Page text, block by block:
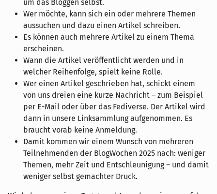
um das Bloggen selbst.
Wer möchte, kann sich ein oder mehrere Themen
aussuchen und dazu einen Artikel schreiben.
Es können auch mehrere Artikel zu einem Thema
erscheinen.
Wann die Artikel veröffentlicht werden und in
welcher Reihenfolge, spielt keine Rolle.
Wer einen Artikel geschrieben hat, schickt einem
von uns dreien eine kurze Nachricht – zum Beispiel
per E-Mail oder über das Fediverse. Der Artikel wird
dann in unsere Linksammlung aufgenommen. Es
braucht vorab keine Anmeldung.
Damit kommen wir einem Wunsch von mehreren
Teilnehmenden der BlogWochen 2025 nach: weniger
Themen, mehr Zeit und Entschleunigung – und damit
weniger selbst gemachter Druck.